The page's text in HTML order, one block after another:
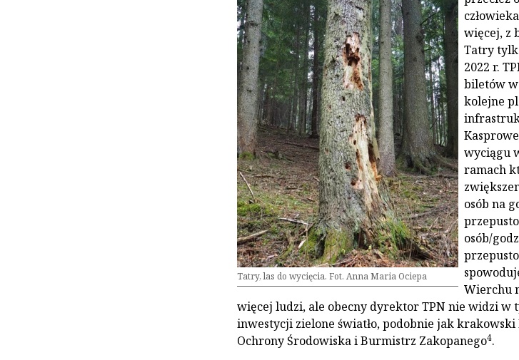
Tatry, las do wycięcia. Fot. Anna Maria Ociepa
więcej, z
Tatry
2022 r.
biletów
kolejne
wyciągu
ramach
osób na
osób/
Wierchu
więcej ludzi, ale obecny dyrektor TPN nie widzi w
inwestycji zielone światło, podobnie jak
Ochrony Środowiska i Burmistrz Zakopanego4.